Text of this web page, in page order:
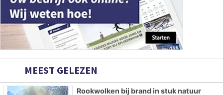
MEEST GELEZEN
Rookwolken bij brand in stuk natuur